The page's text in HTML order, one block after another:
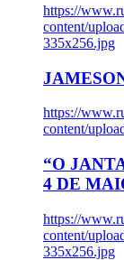
https://
content/
335x256.jpg
https://
content/
“O
4 DE
https://
content/
335x256.jpg